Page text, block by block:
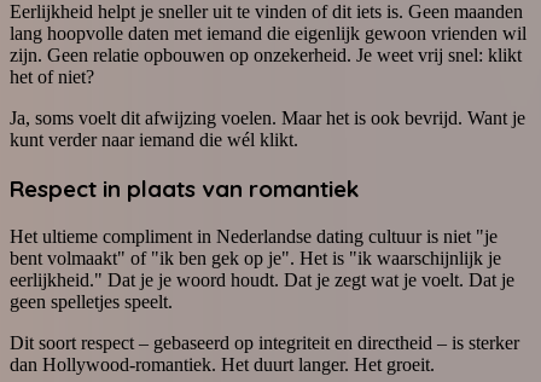
Eerlijkheid helpt je sneller uit te vinden of dit iets is. Geen maanden
lang hoopvolle daten met iemand die eigenlijk gewoon vrienden wil
zijn. Geen relatie opbouwen op onzekerheid. Je weet vrij snel: klikt
het of niet?
Ja, soms voelt dit afwijzing voelen. Maar het is ook bevrijd. Want je
kunt verder naar iemand die wél klikt.
Respect in plaats van romantiek
Het ultieme compliment in Nederlandse dating cultuur is niet "je
bent volmaakt" of "ik ben gek op je". Het is "ik waarschijnlijk je
eerlijkheid." Dat je je woord houdt. Dat je zegt wat je voelt. Dat je
geen spelletjes speelt.
Dit soort respect – gebaseerd op integriteit en directheid – is sterker
dan Hollywood-romantiek. Het duurt langer. Het groeit.